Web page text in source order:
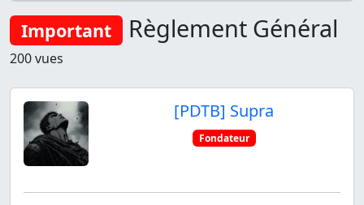
Important Règlement Général
200 vues
[PDTB] Supra
Fondateur